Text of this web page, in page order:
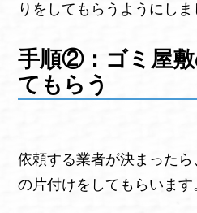
りをしてもらうようにしま
手順②：ゴミ屋
てもらう
依頼する業者が決まった
の片付けをしてもらいます